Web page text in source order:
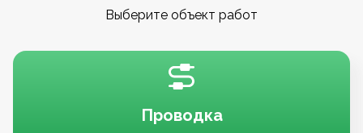
Выберите объект работ
Проводка